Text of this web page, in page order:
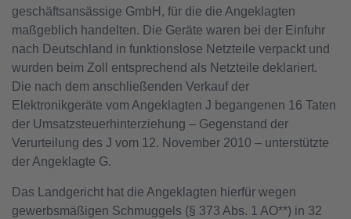
geschäftsansässige GmbH, für die die Angeklagten
maßgeblich handelten. Die Geräte waren bei der Einfuhr
nach Deutschland in funktionslose Netzteile verpackt und
wurden beim Zoll entsprechend als Netzteile deklariert.
Die nach dem anschließenden Verkauf der
Elektronikgeräte vom Angeklagten J begangenen 16 Taten
der Umsatzsteuerhinterziehung – Gegenstand der
Verurteilung des J vom 12. November 2010 – unterstützte
der Angeklagte G.
Das Landgericht hat die Angeklagten hierfür wegen
gewerbsmäßigen Schmuggels (§ 373 Abs. 1 AO**) in 32